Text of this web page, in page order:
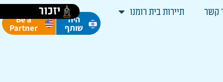
יזכור קשר תיירות בית רומנו
היה
שותף
Be a
Partner